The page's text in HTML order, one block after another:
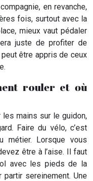
en revanche,
fois, surtout avec la
mieux vaut pédaler
juste de profiter de
être appris de ceux
rouler et où
mains sur le guidon,
Faire du vélo, c’est
métier. Lorsque vous
être à l’aise. Il faut
avec les pieds de la
sereinement. Une